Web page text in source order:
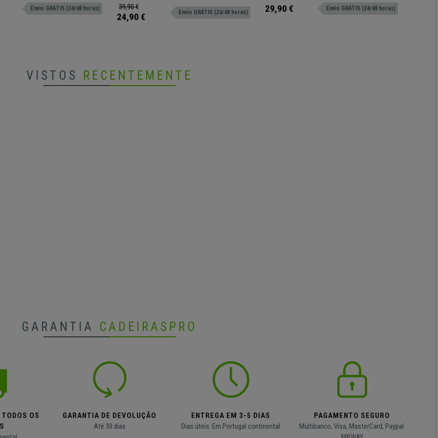
maior conforto de utilização nos
Envio GRÁTIS (24/48 horas)
material suave.
39,90 €
24,90 € Envio GRÁTIS (24/48 horas)
com impacto estético.
29,90 € Envio GRÁTIS (24/48 horas)
VISTOS RECENTEMENTE
GARANTIA CADEIRASPRO
OS
GARANTIA DE DEVOLUÇÃO
Até 30 dias
ENTREGA EM 3-5 DIAS
Dias úteis. Em Portugal continental
PAGAMENTO SEGURO
Multibanco, Visa, MasterCard, Paypal.